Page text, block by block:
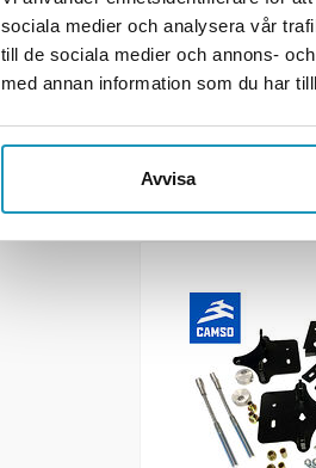
sociala medier och analysera vår
till de sociala medier och annons-
med annan information som du har
Avvisa
BESTILLINGSVARE
+ LEGG TIL I
MER